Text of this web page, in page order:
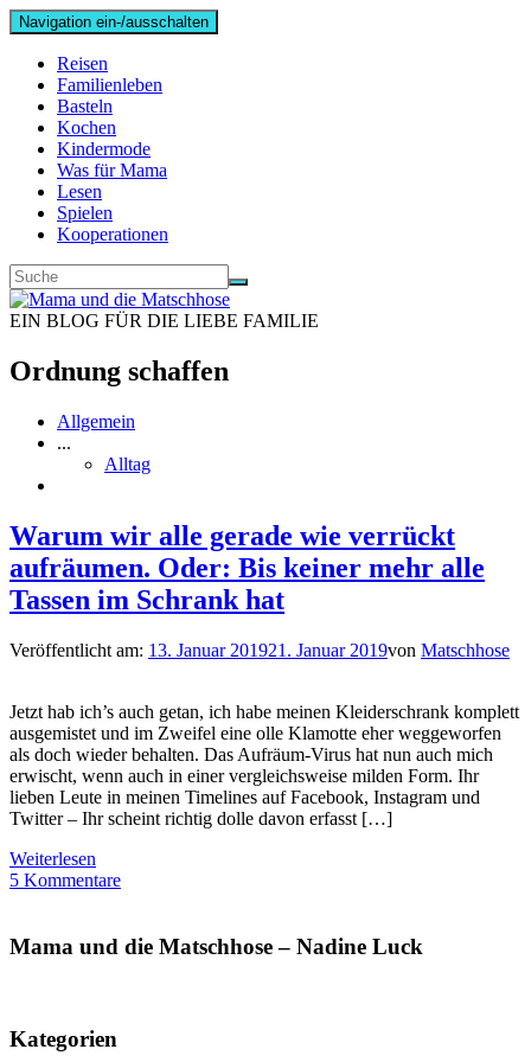
Navigation ein-/ausschalten
Reisen
Familienleben
Basteln
Kochen
Kindermode
Was für Mama
Lesen
Spielen
Kooperationen
EIN BLOG FÜR DIE LIEBE FAMILIE
Ordnung schaffen
Allgemein
...
Alltag
Warum wir alle gerade wie verrückt
aufräumen. Oder: Bis keiner mehr alle
Tassen im Schrank hat
Veröffentlicht am: 13. Januar 201921. Januar 2019von Matschhose
Jetzt hab ich’s auch getan, ich habe meinen Kleiderschrank komplett
ausgemistet und im Zweifel eine olle Klamotte eher weggeworfen
als doch wieder behalten. Das Aufräum-Virus hat nun auch mich
erwischt, wenn auch in einer vergleichsweise milden Form. Ihr
lieben Leute in meinen Timelines auf Facebook, Instagram und
Twitter – Ihr scheint richtig dolle davon erfasst […]
Weiterlesen
5 Kommentare
Mama und die Matschhose – Nadine Luck
Kategorien